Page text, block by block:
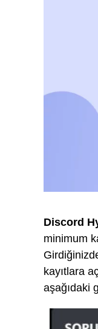
Discord
minimum
kayıtlara
aşağıdaki